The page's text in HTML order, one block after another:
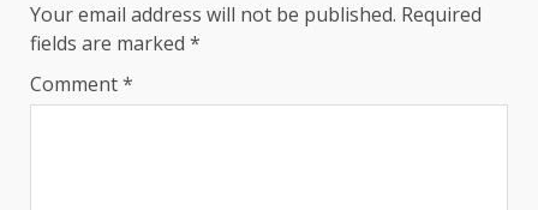
Your email address will not be published. Required
fields are marked *
Comment*